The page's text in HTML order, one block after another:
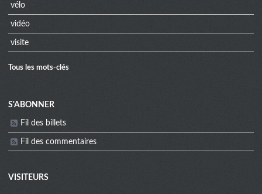
vélo
vidéo
visite
Tous les mots-clés
Menu
extra
S'ABONNER
Fil des billets
Fil des commentaires
VISITEURS